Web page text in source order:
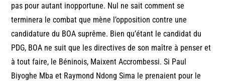
pas pour autant inopportune. Nul ne sait comment se
terminera le combat que mène l’opposition contre une
candidature du BOA suprême. Bien qu’étant le candidat du
PDG, BOA ne suit que les directives de son maître à penser et
à tout faire, le Béninois, Maixent Accrombessi. Si Paul
Biyoghe Mba et Raymond Ndong Sima le prenaient pour le